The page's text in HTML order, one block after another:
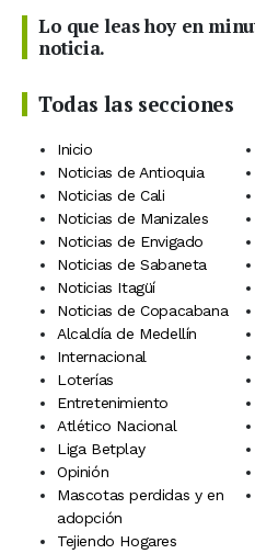
Lo que leas hoy en
noticia.
Todas las secciones
Inicio
Noticias de Antioquia
Noticias de Cali
Noticias de Manizales
Noticias de Envigado
Noticias de Sabaneta
Noticias Itagüí
Noticias de Copacabana
Alcaldía de Medellín
Internacional
Loterías
Entretenimiento
Atlético Nacional
Liga Betplay
Opinión
Mascotas perdidas y en
adopción
Tejiendo Hogares